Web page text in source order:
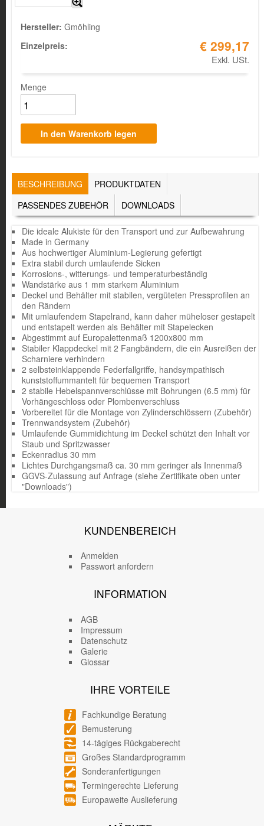
Hersteller: Gmöhling
Einzelpreis:
€ 299,17
Exkl. USt.
Menge
TABS
BESCHREIBUNG (AKTIVER
REITER)
PRODUKTDATEN
PASSENDES ZUBEHÖR
DOWNLOADS
Die ideale Alukiste für den Transport und zur Aufbewahrung
Made in Germany
Aus hochwertiger Aluminium-Legierung gefertigt
Extra stabil durch umlaufende Sicken
Korrosions-, witterungs- und temperaturbeständig
Wandstärke aus 1 mm starkem Aluminium
Deckel und Behälter mit stabilen, vergüteten Pressprofilen an
den Rändern
Mit umlaufendem Stapelrand, kann daher müheloser gestapelt
und entstapelt werden als Behälter mit Stapelecken
Abgestimmt auf Europalettenmaß 1200x800 mm
Stabiler Klappdeckel mit 2 Fangbändern, die ein Ausreißen der
Scharniere verhindern
2 selbsteinklappende Federfallgriffe, handsympathisch
kunststoffummantelt für bequemen Transport
2 stabile Hebelspannverschlüsse mit Bohrungen (6.5 mm) für
Vorhängeschloss oder Plombenverschluss
Vorbereitet für die Montage von Zylinderschlössern (Zubehör)
Trennwandsystem (Zubehör)
Umlaufende Gummidichtung im Deckel schützt den Inhalt vor
Staub und Spritzwasser
Eckenradius 30 mm
Lichtes Durchgangsmaß ca. 30 mm geringer als Innenmaß
GGVS-Zulassung auf Anfrage (siehe Zertifikate oben unter
"Downloads")
KUNDENBEREICH
Anmelden
Passwort anfordern
INFORMATION
AGB
Impressum
Datenschutz
Galerie
Glossar
IHRE VORTEILE
Fachkundige Beratung
Bemusterung
14-tägiges Rückgaberecht
Großes Standardprogramm
Sonderanfertigungen
Termingerechte Lieferung
Europaweite Auslieferung